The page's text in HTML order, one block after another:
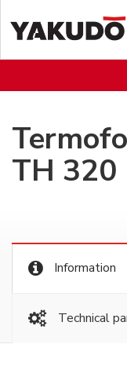
TH 320
Information
Technical